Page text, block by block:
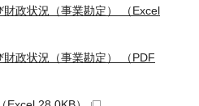
政状況（事業勘定） （Excel
政状況（事業勘定） （PDF